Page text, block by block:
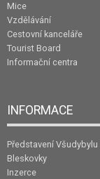
Mice
Vzdělávání
Cestovní kanceláře
Tourist Board
Informační centra
INFORMACE
Představení Všudybylu
Bleskovky
Inzerce